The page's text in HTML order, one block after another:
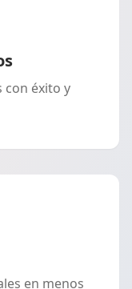
con éxito y
en menos